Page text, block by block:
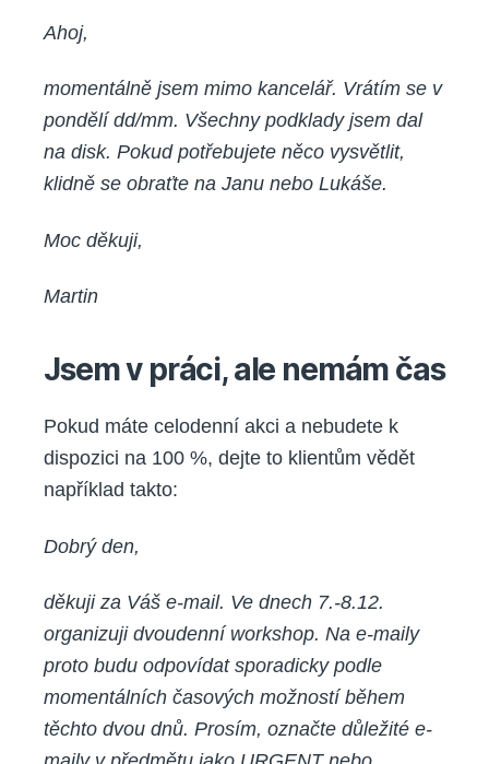
Ahoj,
momentálně jsem mimo kancelář. Vrátím se v
pondělí dd/mm. Všechny podklady jsem dal
na disk. Pokud potřebujete něco vysvětlit,
klidně se obraťte na Janu nebo Lukáše.
Moc děkuji,
Martin
Jsem v práci, ale nemám čas
Pokud máte celodenní akci a nebudete k
dispozici na 100 %, dejte to klientům vědět
například takto:
Dobrý den,
děkuji za Váš e-mail. Ve dnech 7.-8.12.
organizuji dvoudenní workshop. Na e-maily
proto budu odpovídat sporadicky podle
momentálních časových možností během
těchto dvou dnů. Prosím, označte důležité e-